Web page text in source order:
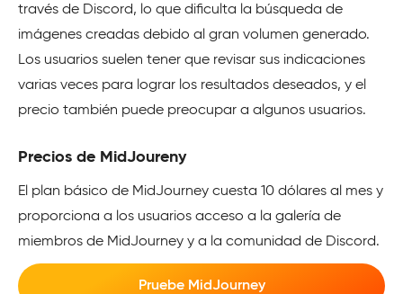
través de Discord, lo que dificulta la búsqueda de
imágenes creadas debido al gran volumen generado.
Los usuarios suelen tener que revisar sus indicaciones
varias veces para lograr los resultados deseados, y el
precio también puede preocupar a algunos usuarios.
Precios de MidJoureny
El plan básico de MidJourney cuesta 10 dólares al mes y
proporciona a los usuarios acceso a la galería de
miembros de MidJourney y a la comunidad de Discord.
Pruebe MidJourney